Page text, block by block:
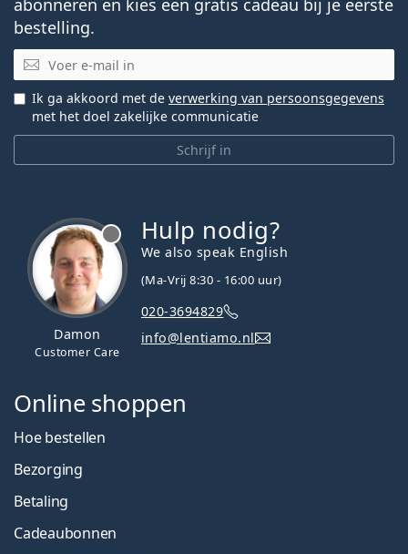
abonneren en kies een gratis cadeau bij je eerste
bestelling.
E-mail
Schrijf in
Ik ga akkoord met de verwerking van persoonsgegevens
met het doel zakelijke communicatie
Damon
Customer Care
Hulp nodig?
We also speak English
(Ma-Vrij 8:30 - 16:00 uur)
020-3694829
info@lentiamo.nl
Online shoppen
Hoe bestellen
Bezorging
Betaling
Cadeaubonnen